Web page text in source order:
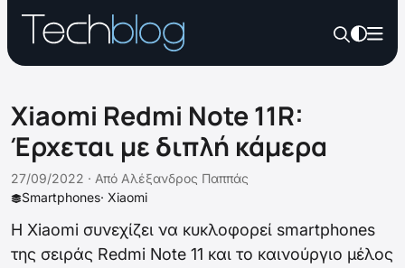
Xiaomi Redmi Note 11R:
Έρχεται με διπλή κάμερα
Smartphones· Xiaomi
27/09/2022 · Από Αλέξανδρος Παππάς
Η Xiaomi συνεχίζει να κυκλοφορεί smartphones
της σειράς Redmi Note 11 και το καινούργιο μέλος